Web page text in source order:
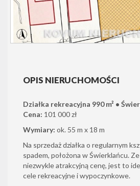
OPIS NIERUCHOMOŚCI
Działka rekreacyjna 990 m² •
Cena: 101 000 zł
Wymiary: ok. 55 m x 18 m
Na sprzedaż działka o regularnym
spadem, położona w Świerklańcu.
niezwykle atrakcyjną cenę, jest to
cele rekreacyjne i wypoczynkowe.